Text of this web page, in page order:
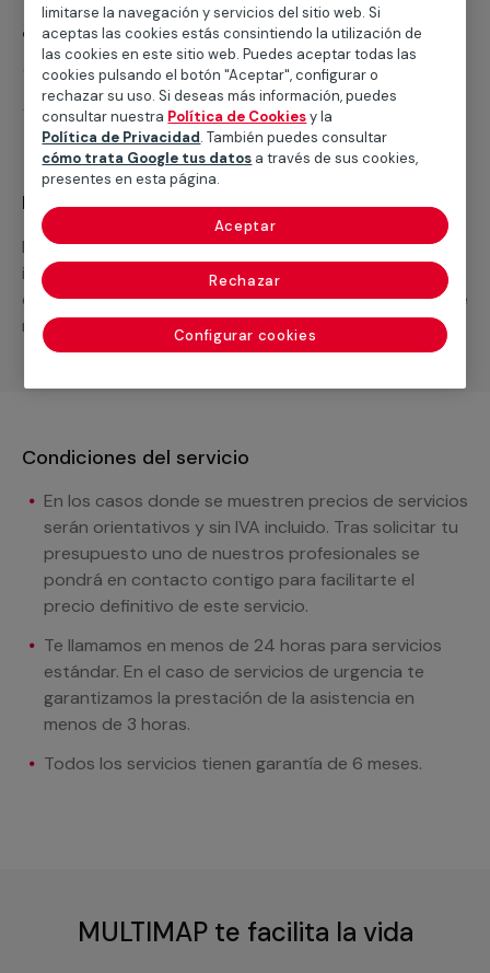
¿Qué incluye?
Desplazamiento
Presupuesto gratis y sin compromiso
Recuerda que en MULTIMAP
Podemos ofrecer cualquier servicio a medida
incluyendo todo lo que necesites: materiales,
equipamientos, electrodomésticos, etc. Cuéntanos que
necesitas cuando te llamemos.
Condiciones del servicio
En los casos donde se muestren precios de servicios
serán orientativos y sin IVA incluido. Tras solicitar tu
presupuesto uno de nuestros profesionales se
pondrá en contacto contigo para facilitarte el
precio definitivo de este servicio.
Te llamamos en menos de 24 horas para servicios
estándar. En el caso de servicios de urgencia te
garantizamos la prestación de la asistencia en
menos de 3 horas.
Todos los servicios tienen garantía de 6 meses.
MULTIMAP te facilita la vida
limitarse la navegación y servicios del sitio web. Si
aceptas las cookies estás consintiendo la utilización de
las cookies en este sitio web. Puedes aceptar todas las
cookies pulsando el botón "Aceptar", configurar o
rechazar su uso. Si deseas más información, puedes
consultar nuestra Política de Cookiesy la
Política de Privacidad. También puedes consultar
cómo trata Google tus datos a través de sus cookies,
presentes en esta página.
Configurar cookies
Rechazar
Aceptar